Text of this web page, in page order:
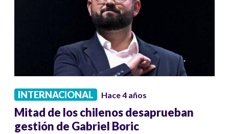
INTERNACIONAL Hace 4 años
Mitad de los chilenos desaprueban
gestión de Gabriel Boric